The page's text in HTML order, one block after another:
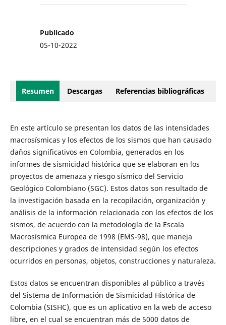
Publicado
05-10-2022
Resumen Descargas Referencias bibliográficas
En este artículo se presentan los datos de las intensidades
macrosísmicas y los efectos de los sismos que han causado
daños significativos en Colombia, generados en los
informes de sismicidad histórica que se elaboran en los
proyectos de amenaza y riesgo sísmico del Servicio
Geológico Colombiano (SGC). Estos datos son resultado de
la investigación basada en la recopilación, organización y
análisis de la información relacionada con los efectos de los
sismos, de acuerdo con la metodología de la Escala
Macrosísmica Europea de 1998 (EMS-98), que maneja
descripciones y grados de intensidad según los efectos
ocurridos en personas, objetos, construcciones y naturaleza.
Estos datos se encuentran disponibles al público a través
del Sistema de Información de Sismicidad Histórica de
Colombia (SISHC), que es un aplicativo en la web de acceso
libre, en el cual se encuentran más de 5000 datos de